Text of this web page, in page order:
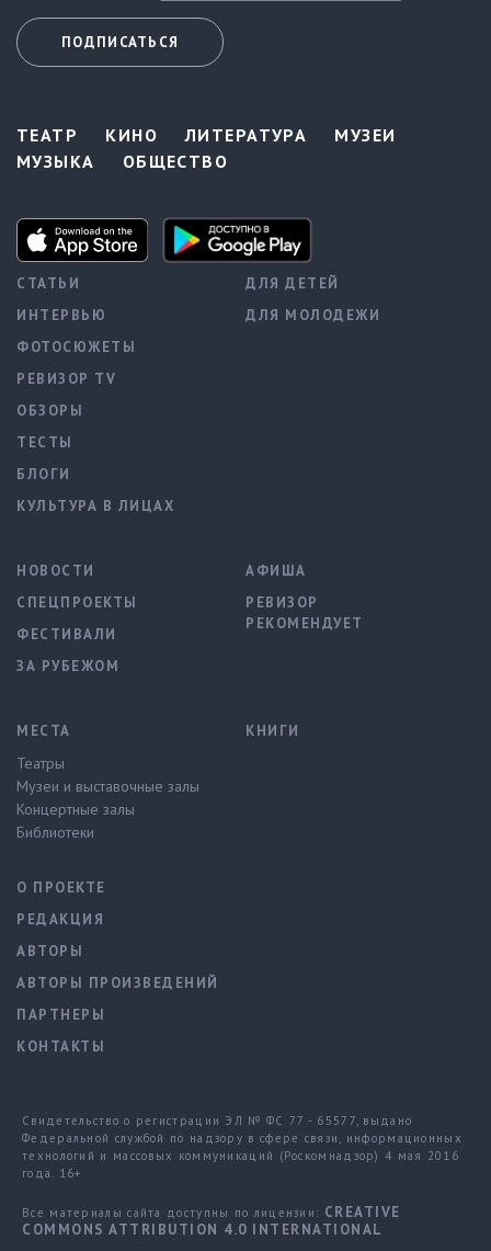
ПОДПИСАТЬСЯ
ТЕАТР КИНО ЛИТЕРАТУРА
МУЗЕИ
МУЗЫКА
ОБЩЕСТВО
СТАТЬИ
ИНТЕРВЬЮ
ФОТОСЮЖЕТЫ
РЕВИЗОР TV
ОБЗОРЫ
ТЕСТЫ
БЛОГИ
КУЛЬТУРА В ЛИЦАХ
ДЛЯ ДЕТЕЙ
ДЛЯ МОЛОДЕЖИ
НОВОСТИ
СПЕЦПРОЕКТЫ
ФЕСТИВАЛИ
ЗА РУБЕЖОМ
АФИША
РЕВИЗОР
РЕКОМЕНДУЕТ
МЕСТА
Театры
Музеи и выставочные залы
Концертные залы
Библиотеки
КНИГИ
О ПРОЕКТЕ
РЕДАКЦИЯ
АВТОРЫ
АВТОРЫ ПРОИЗВЕДЕНИЙ
ПАРТНЕРЫ
КОНТАКТЫ
Свидетельство о регистрации ЭЛ № ФС 77 - 65577, выдано
Федеральной службой по надзору в сфере связи, информационных
технологий и массовых коммуникаций (Роскомнадзор) 4 мая 2016
года. 16+
Все материалы сайта доступны по лицензии: CREATIVE
COMMONS ATTRIBUTION 4.0 INTERNATIONAL